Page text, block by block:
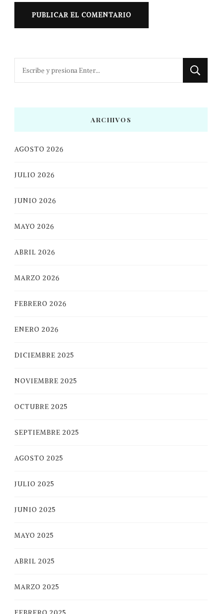
ARCHIVOS
AGOSTO 2026
JULIO 2026
JUNIO 2026
MAYO 2026
ABRIL 2026
MARZO 2026
FEBRERO 2026
ENERO 2026
DICIEMBRE 2025
NOVIEMBRE 2025
OCTUBRE 2025
SEPTIEMBRE 2025
AGOSTO 2025
JULIO 2025
JUNIO 2025
MAYO 2025
ABRIL 2025
MARZO 2025